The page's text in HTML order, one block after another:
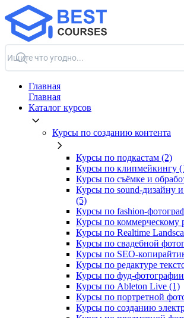
Главная
Главная
Каталог курсов
Курсы по созданию контента
Курсы по подкастам (2)
Курсы по клипмейкингу
Курсы по съёмке и
Курсы по sound-дизайну и
(5)
Курсы по fashion-
Курсы по коммерческому
Курсы по Realtime
Курсы по свадебной
Курсы по SEO-
Курсы по редактуре
Курсы по фуд-
Курсы по Ableton Live (1)
Курсы по портретной
Курсы по созданию